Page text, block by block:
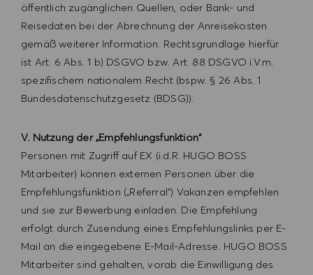
öffentlich zugänglichen Quellen, oder Bank- und
Reisedaten bei der Abrechnung der Anreisekosten
gemäß weiterer Information. Rechtsgrundlage hierfür
ist Art. 6 Abs. 1 b) DSGVO bzw. Art. 88 DSGVO i.V.m.
spezifischem nationalem Recht (bspw. § 26 Abs. 1
Bundesdatenschutzgesetz (BDSG)).​​​​​​
V. Nutzung der „Empfehlungsfunktion“
Personen mit Zugriff auf EX (i.d.R. HUGO BOSS
Mitarbeiter) können externen Personen über die
Empfehlungsfunktion („Referral“) Vakanzen empfehlen
und sie zur Bewerbung einladen. Die Empfehlung
erfolgt durch Zusendung eines Empfehlungslinks per E-
Mail an die eingegebene E-Mail-Adresse. HUGO BOSS
Mitarbeiter sind gehalten, vorab die Einwilligung des